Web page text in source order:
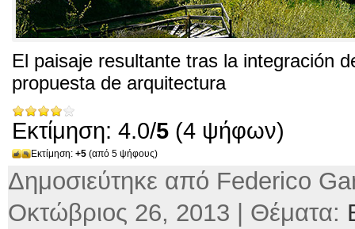
El paisaje resultante tras la integración
propuesta de arquitectura
Εκτίμηση: 4.0/5 (4 ψήφων)
Εκτίμηση: +5 (από 5 ψήφους)
Δημοσιεύτηκε από Federico
Οκτώβριος 26, 2013 | Θέματα: